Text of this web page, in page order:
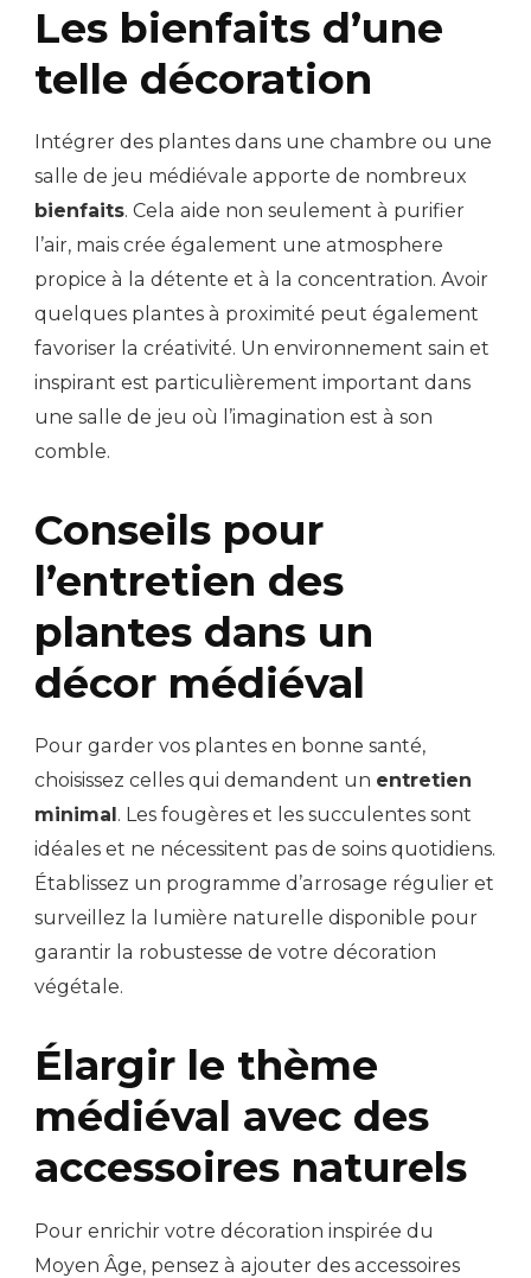
Les bienfaits d’une
telle décoration
Intégrer des plantes dans une chambre ou une
salle de jeu médiévale apporte de nombreux
bienfaits. Cela aide non seulement à purifier
l’air, mais crée également une atmosphere
propice à la détente et à la concentration. Avoir
quelques plantes à proximité peut également
favoriser la créativité. Un environnement sain et
inspirant est particulièrement important dans
une salle de jeu où l’imagination est à son
comble.
Conseils pour
l’entretien des
plantes dans un
décor médiéval
Pour garder vos plantes en bonne santé,
choisissez celles qui demandent un entretien
minimal . Les fougères et les succulentes sont
idéales et ne nécessitent pas de soins quotidiens.
Établissez un programme d’arrosage régulier et
surveillez la lumière naturelle disponible pour
garantir la robustesse de votre décoration
végétale.
Élargir le thème
médiéval avec des
accessoires naturels
Pour enrichir votre décoration inspirée du
Moyen Âge, pensez à ajouter des accessoires